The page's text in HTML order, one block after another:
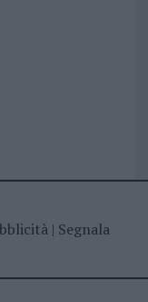
| Segnala